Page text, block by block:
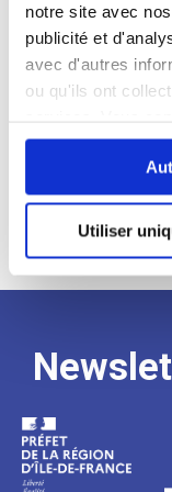
notre site avec
publicité et
avec d'autres
ou qu'ils ont
continuez à
Utiliser
de